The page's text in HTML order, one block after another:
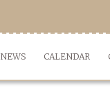
NEWS CALENDAR